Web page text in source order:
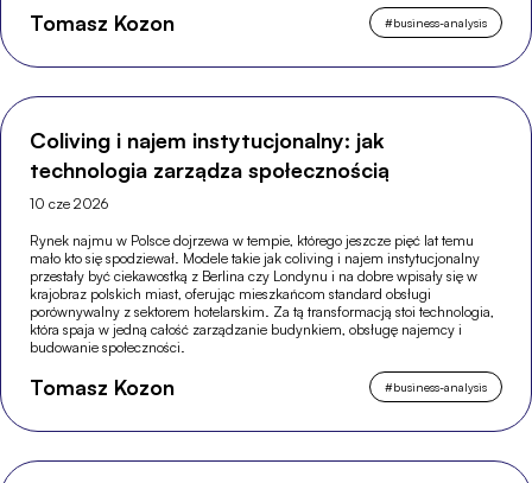
Tomasz Kozon #business-analysis
Coliving i najem instytucjonalny: jak
technologia zarządza społecznością
10 cze 2026
Rynek najmu w Polsce dojrzewa w tempie, którego jeszcze pięć lat temu
mało kto się spodziewał. Modele takie jak coliving i najem instytucjonalny
przestały być ciekawostką z Berlina czy Londynu i na dobre wpisały się w
krajobraz polskich miast, oferując mieszkańcom standard obsługi
porównywalny z sektorem hotelarskim. Za tą transformacją stoi technologia,
która spaja w jedną całość zarządzanie budynkiem, obsługę najemcy i
budowanie społeczności.
Tomasz Kozon #business-analysis